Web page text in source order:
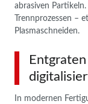
abrasiven
Trennprozessen –
Plasmaschneiden.
In modernen